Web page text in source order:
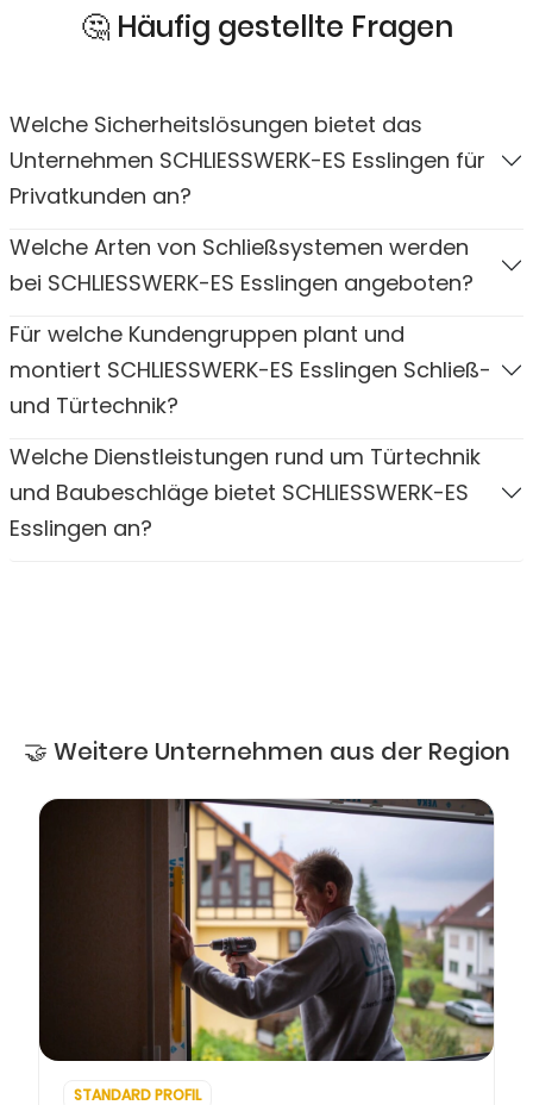
🤔 Häufig gestellte Fragen
Welche Sicherheitslösungen bietet das
Unternehmen SCHLIESSWERK-ES Esslingen für
Privatkunden an?
Welche Arten von Schließsystemen werden
bei SCHLIESSWERK-ES Esslingen angeboten?
Für welche Kundengruppen plant und
montiert SCHLIESSWERK-ES Esslingen Schließ-
und Türtechnik?
Welche Dienstleistungen rund um Türtechnik
und Baubeschläge bietet SCHLIESSWERK-ES
Esslingen an?
🤝 Weitere Unternehmen aus der Region
STANDARD PROFIL